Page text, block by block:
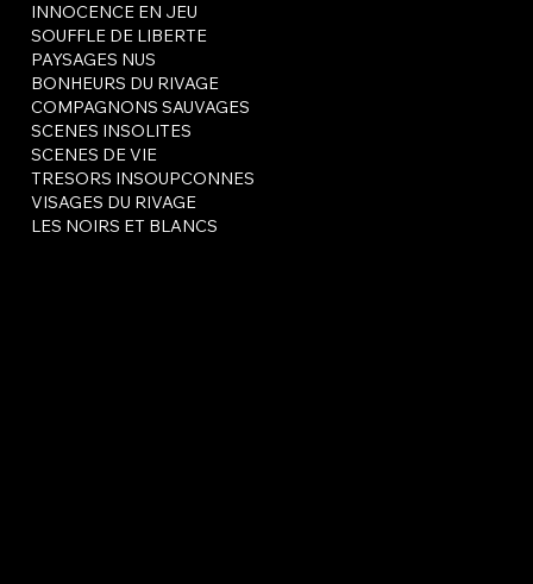
INNOCENCE EN JEU
SOUFFLE DE LIBERTE
PAYSAGES NUS
BONHEURS DU RIVAGE
COMPAGNONS SAUVAGES
SCENES INSOLITES
SCENES DE VIE
TRESORS INSOUPCONNES
VISAGES DU RIVAGE
LES NOIRS ET BLANCS